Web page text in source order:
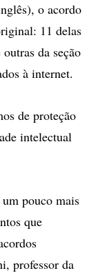
o acordo
11 delas
da seção
à internet.
de proteção
intelectual
pouco mais
que
professor da